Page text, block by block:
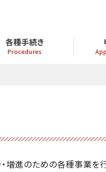
各種手続き
Procedures
進のための各種事業を